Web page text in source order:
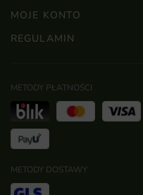
MOJE KONTO
REGULAMIN
METODY PŁATNOŚCI
METODY DOSTAWY